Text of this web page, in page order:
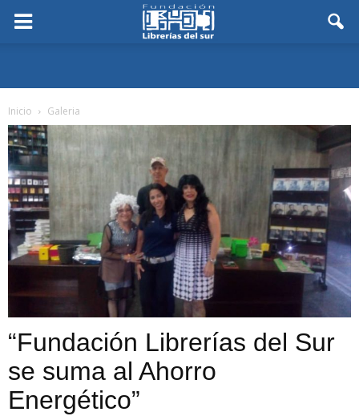
Inicio Galeria
“Fundación Librerías del Sur
se suma al Ahorro
Energético”